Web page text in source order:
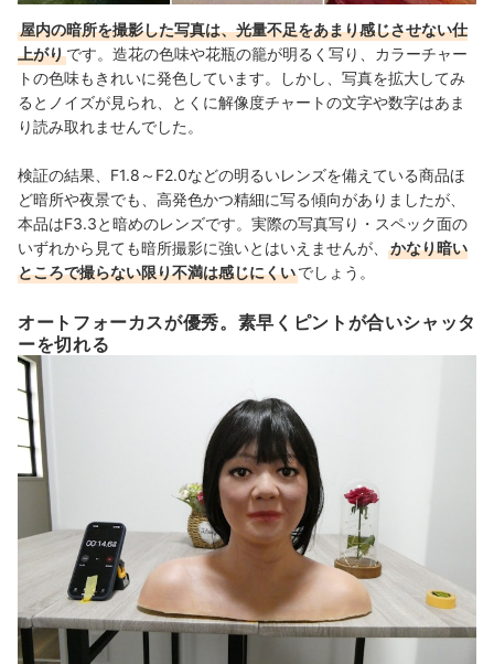
屋内の暗所を撮影した写真は、光量不足をあまり感じさせない仕
上がりです。造花の色味や花瓶の籠が明るく写り、カラーチャー
トの色味もきれいに発色しています。しかし、写真を拡大してみ
るとノイズが見られ、とくに解像度チャートの文字や数字はあま
り読み取れませんでした。
検証の結果、F1.8～F2.0などの明るいレンズを備えている商品ほ
ど暗所や夜景でも、高発色かつ精細に写る傾向がありましたが、
本品はF3.3と暗めのレンズです。実際の写真写り・スペック面の
いずれから見ても暗所撮影に強いとはいえませんが、
かなり暗い
ところで撮らない限り不満は感じにくいでしょう。
オートフォーカスが優秀。素早くピントが合いシャッタ
ーを切れる